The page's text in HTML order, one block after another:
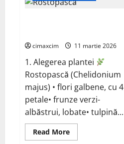
în
cu
șapte
și
energie
plug-
in
cimaxcim 11 martie 2026
1. Alegerea plantei
Rostopască (Chelidonium
majus) • flori galbene, cu 4
petale• frunze verzi-
albăstrui, lobate• tulpină...
Read MoreRead
more